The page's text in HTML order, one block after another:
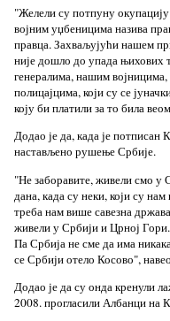
"Желели су потпуну
војним уџбеницима назива
правца. Захваљујући нашем
није дошло до упада њихових
генералима, нашим
полицајцима, који су се
коју би платили за то била
Додао је да, када је потписан
настављено рушење Србије.
"Не заборавите, живели смо у
дана, када су неки, који су
треба нам више савезна
живели у Србији и Црној
Па Србија не сме да има
се Србији отело Косово",
Додао је да су онда кренули
2008. прогласили Албанци на